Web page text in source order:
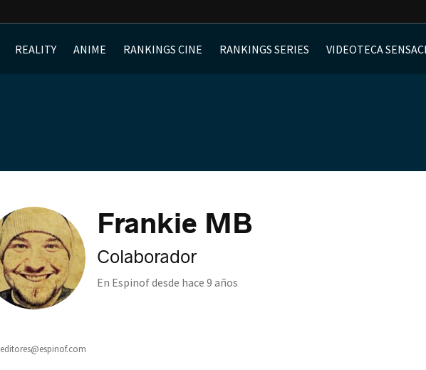
REALITY ANIME RANKINGS CINE RANKINGS SERIES VIDEOTECA
Frankie MB
Colaborador
En Espinof desde hace 9 años
editores@espinof.com